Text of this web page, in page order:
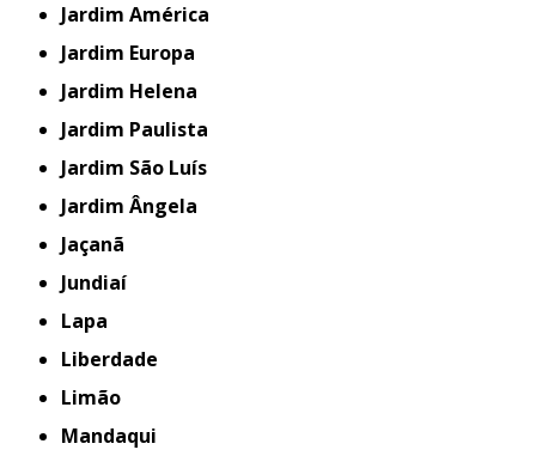
Jardim América
Jardim Europa
Jardim Helena
Jardim Paulista
Jardim São Luís
Jardim Ângela
Jaçanã
Jundiaí
Lapa
Liberdade
Limão
Mandaqui